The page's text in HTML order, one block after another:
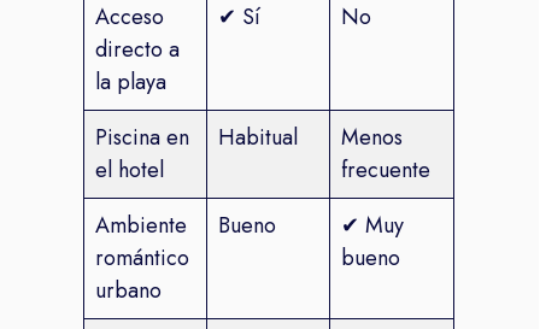
Acceso
directo a
la playa
✔ Sí No
Piscina en
el hotel
Habitual
Menos
frecuente
Ambiente
romántico
urbano
Bueno
✔ Muy
bueno